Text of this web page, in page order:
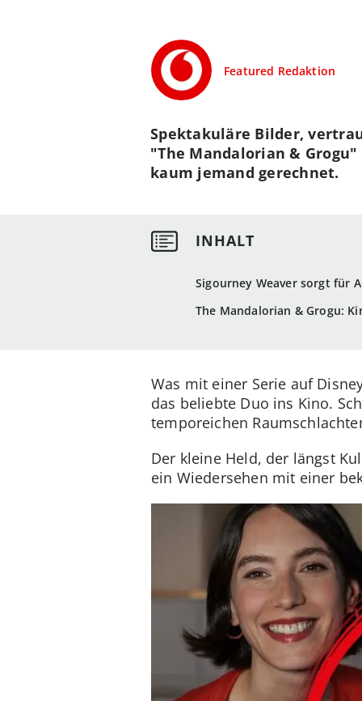
Featured Redaktion
Sigourney Weaver sorgt für
The Mandalorian & Grogu:
Spektakuläre Bilder,
"The Mandalorian &
kaum jemand gerechnet.
Was mit einer Serie auf
das beliebte Duo ins Kino.
temporeichen
Der kleine Held, der längst
ein Wiedersehen mit einer